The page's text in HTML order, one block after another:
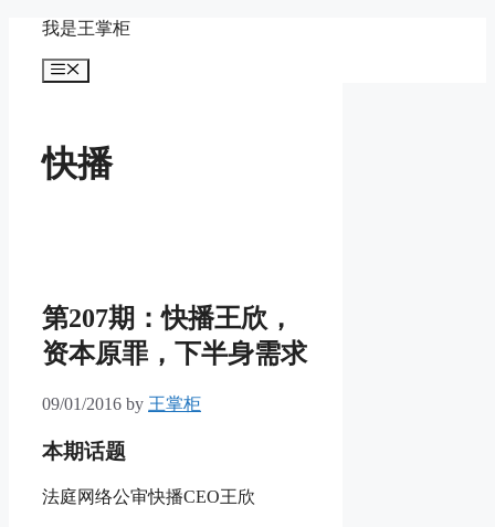
content
我是王掌柜
Menu
快播
第207期：快播王欣，
资本原罪，下半身需求
09/01/2016 by 王掌柜
本期话题
法庭网络公审快播CEO王欣